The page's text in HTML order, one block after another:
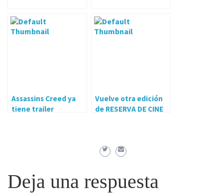
Assassins Creed ya
tiene trailer
Vuelve otra edición
de RESERVA DE CINE
Deja una respuesta